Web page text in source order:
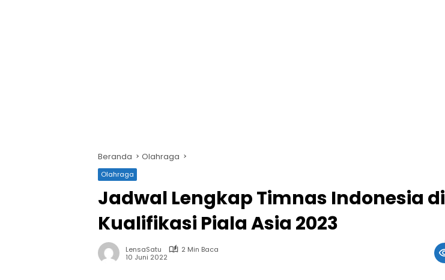
Beranda Olahraga
Olahraga
Jadwal Lengkap Timnas Indonesia di
Kualifikasi Piala Asia 2023
LensaSatu
2 Min Baca
10 Juni 2022